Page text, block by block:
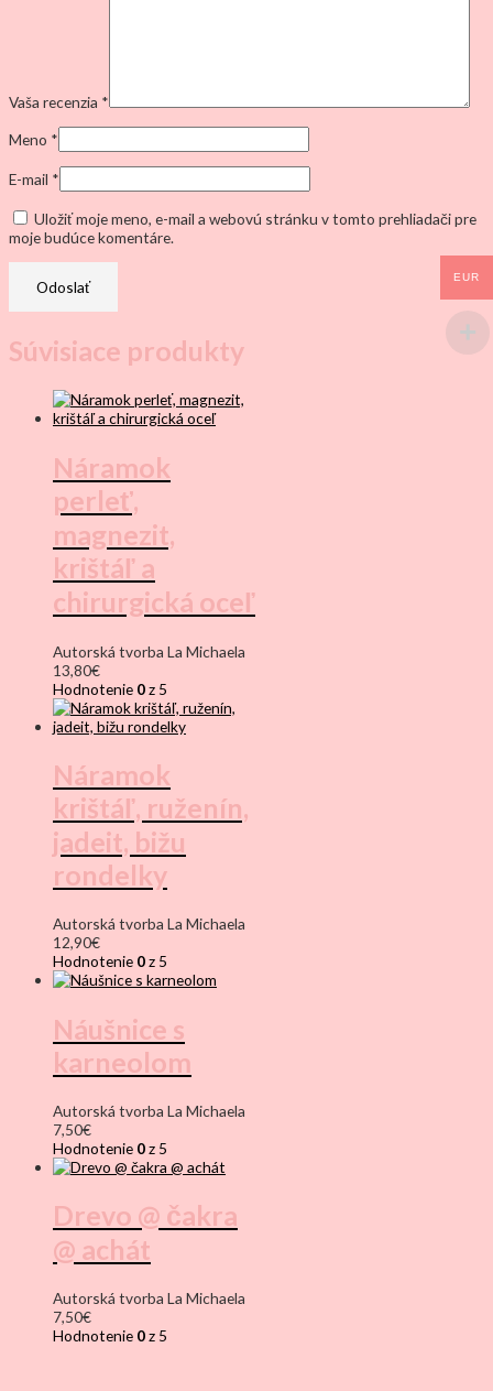
Vaša recenzia *
Meno *
E-mail *
Uložiť moje meno, e-mail a webovú stránku v tomto prehliadači pre
moje budúce komentáre.
Súvisiace produkty
Náramok
perleť,
magnezit,
krištáľ a
chirurgická oceľ
Autorská tvorba La Michaela
13,80€
Hodnotenie 0z 5
Náramok
krištáľ, ruženín,
jadeit, bižu
rondelky
Autorská tvorba La Michaela
12,90€
Hodnotenie 0z 5
Náušnice s
karneolom
Autorská tvorba La Michaela
7,50€
Hodnotenie 0z 5
Drevo @ čakra
@ achát
Autorská tvorba La Michaela
7,50€
Hodnotenie 0z 5
EUR